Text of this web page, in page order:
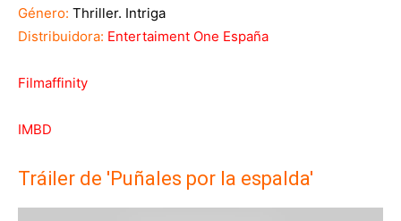
Género: Thriller. Intriga
Distribuidora: Entertaiment One España
Filmaffinity
IMBD
Tráiler de ' Puñales por la espalda'